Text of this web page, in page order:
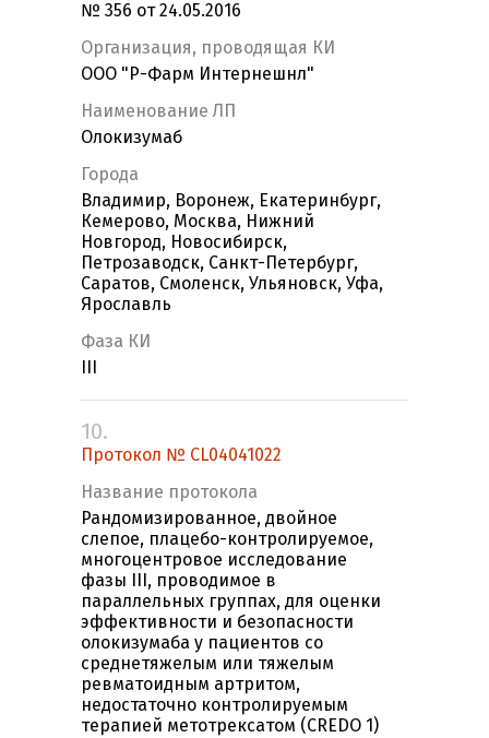
№ 356 от 24.05.2016
Организация, проводящая КИ
ООО "Р-Фарм Интернешнл"
Наименование ЛП
Олокизумаб
Города
Владимир, Воронеж, Екатеринбург,
Кемерово, Москва, Нижний
Новгород, Новосибирск,
Петрозаводск, Санкт-Петербург,
Саратов, Смоленск, Ульяновск, Уфа,
Ярославль
Фаза КИ
10.
Протокол № CL04041022
Название протокола
Рандомизированное, двойное
слепое, плацебо-контролируемое,
многоцентровое исследование
фазы III, проводимое в
параллельных группах, для оценки
эффективности и безопасности
олокизумаба у пациентов со
среднетяжелым или тяжелым
ревматоидным артритом,
недостаточно контролируемым
терапией метотрексатом (CREDO 1)